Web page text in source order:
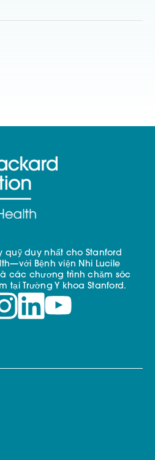
duy nhất cho Stanford
Bệnh viện Nhi Lucile
các chương trình chăm sóc
tại Trường Y khoa Stanford.